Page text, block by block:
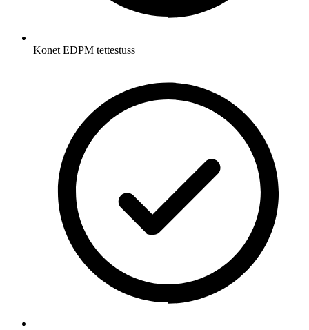
Konet EDPM tettestuss